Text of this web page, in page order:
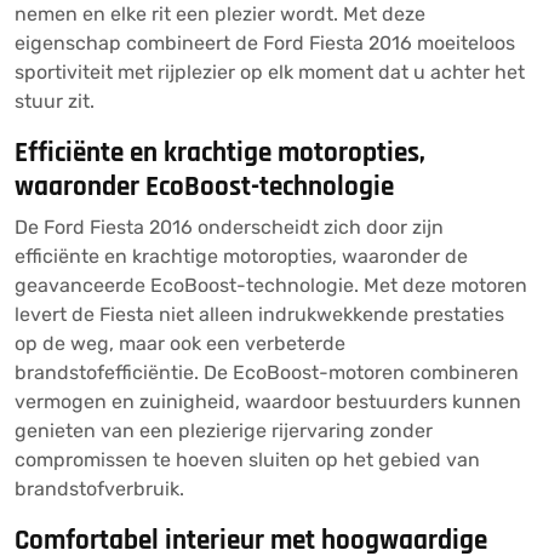
nemen en elke rit een plezier wordt. Met deze
eigenschap combineert de Ford Fiesta 2016 moeiteloos
sportiviteit met rijplezier op elk moment dat u achter het
stuur zit.
Efficiënte en krachtige motoropties,
waaronder EcoBoost-technologie
De Ford Fiesta 2016 onderscheidt zich door zijn
efficiënte en krachtige motoropties, waaronder de
geavanceerde EcoBoost-technologie. Met deze motoren
levert de Fiesta niet alleen indrukwekkende prestaties
op de weg, maar ook een verbeterde
brandstofefficiëntie. De EcoBoost-motoren combineren
vermogen en zuinigheid, waardoor bestuurders kunnen
genieten van een plezierige rijervaring zonder
compromissen te hoeven sluiten op het gebied van
brandstofverbruik.
Comfortabel interieur met hoogwaardige